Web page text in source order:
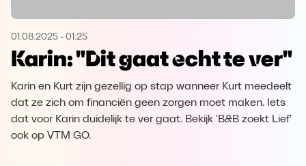
Microsoft Edge Download
Opera
01.08.2025 - 01:25
Karin: "Dit gaat echt te ver"
Karin en Kurt zijn gezellig op stap wanneer Kurt meedeelt
dat ze zich om financiën geen zorgen moet maken. Iets
dat voor Karin duidelijk te ver gaat. Bekijk 'B&B zoekt Lief'
ook op VTM GO.